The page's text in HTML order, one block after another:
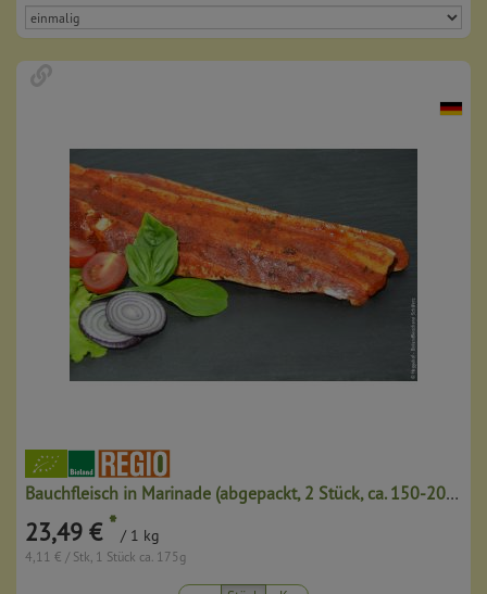
Bauchfleisch in Marinade (abgepackt, 2 Stück, ca. 150-200g)
23,49 € * / 1 kg
4,11 € / Stk, 1 Stück ca. 175g